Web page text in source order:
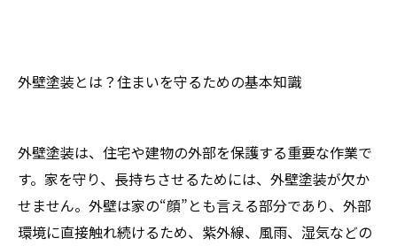
外壁塗装とは？住まいを守るための基本知識
外壁塗装は、住宅や建物の外部を保護する重要な作業で
す。家を守り、長持ちさせるためには、外壁塗装が欠か
せません。外壁は家の“顔”とも言える部分であり、外部
環境に直接触れ続けるため、紫外線、風雨、湿気などの